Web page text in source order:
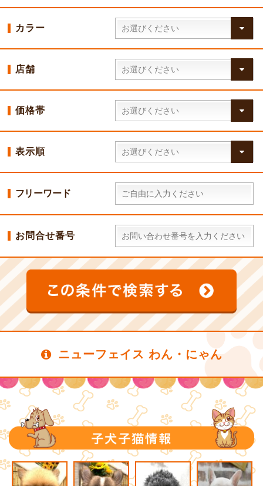
カラー
店舗
価格帯
表示順
フリーワード
お問合せ番号
ニューフェイス わん・にゃん